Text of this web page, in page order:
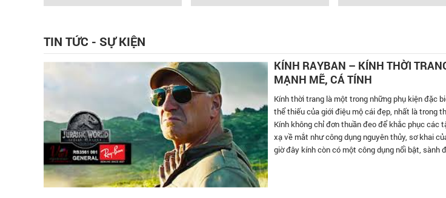
TIN TỨC - SỰ KIỆN
KÍNH RAYBAN – KÍNH THỜI
MẠNH MẼ, CÁ TÍNH
Kính thời trang là một trong những phụ kiện đặc
thể thiếu của giới điệu mộ cái đẹp, nhất là trong
Kính không chỉ đơn thuần đeo để khắc phục các
xạ về mắt như công dụng nguyên thủy, sơ khai
giờ đây kính còn có một công dụng nổi bật, sành